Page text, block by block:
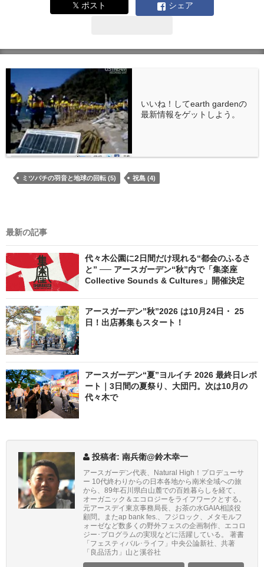
𝕏 ポスト シェア
いいね！してearth gardenの
最新情報をゲットしよう。
ミツバチの羽音と地球の回転 (5) 祝島 (4)
最新の記事
代々木公園に2日間だけ現れる“都会のふるさ
と” ── アースガーデン“秋”内で「集楽座
Collective Sounds & Cultures」開催決定
アースガーデン”秋”2026 は10月24日・ 25
日！出店募集もスタート！
アースガーデン“夏”ヨルイチ 2026 最終日レポ
ート｜3日間の夏祭り、大団円。次は10月の
代々木で
投稿者: 南兵衛@鈴木幸一
アースガーデン代表、Natural High！プロデューサ
ー 10代終わりからの日本各地から南米全域への旅
から、89年石川県白山麓での百姓暮らしを経て、
オーガニック＆エコロジーをライフワークとする。
元アースデイ東京事務局長、お茶の水GAIA相談役
顧問。またap bank fes.、フジロック、メタモルフ
ォーゼなど数多くの野外フェスの企画制作、エコロ
ジー･プログラムの実現などに活躍している。 著書
「フェスティバル･ライフ」中央公論新社、共著
「良品活力」山と溪谷社